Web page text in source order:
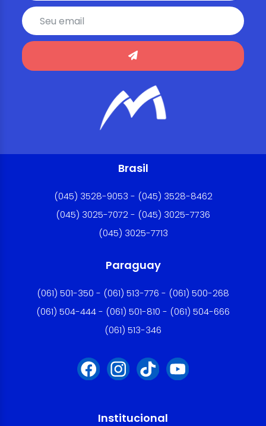
Brasil
(045) 3528-9053 - (045) 3528-8462
(045) 3025-7072 - (045) 3025-7736
(045) 3025-7713
Paraguay
(061) 501-350 - (061) 513-776 - (061) 500-268
(061) 504-444 - (061) 501-810 - (061) 504-666
(061) 513-346
Institucional